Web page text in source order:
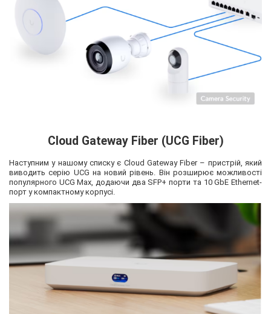
Cloud Gateway Fiber (UCG Fiber)
Наступним у нашому списку є Cloud Gateway Fiber – пристрій, який
виводить серію UCG на новий рівень. Він розширює можливості
популярного UCG Max, додаючи два SFP+ порти та 10 GbE Ethernet-
порт у компактному корпусі.